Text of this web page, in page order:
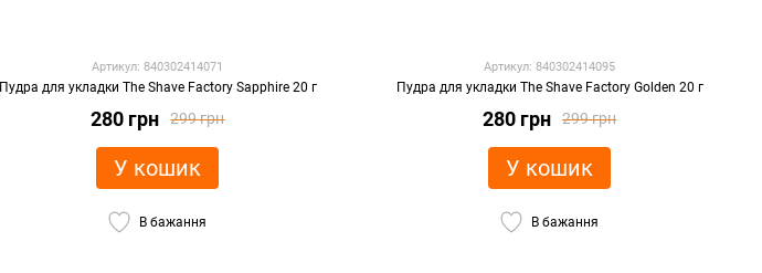
Артикул: 840302414071
Пудра для укладки The Shave Factory Sapphire 20 г
299 грн
280 грн
У кошик
В бажання
Артикул: 840302414095
Пудра для укладки The Shave Factory Golden 20 г
299 грн
280 грн
У кошик
В бажання